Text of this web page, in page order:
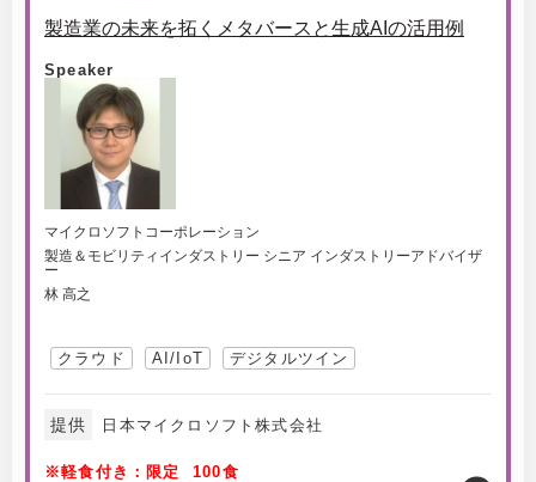
製造業の未来を拓くメタバースと生成AIの活用例
Speaker
マイクロソフトコーポレーション
製造＆モビリティインダストリー シニア インダストリーアドバイザ
ー
林 高之
クラウド AI/IoT デジタルツイン
提供 日本マイクロソフト株式会社
※軽食付き：限定 100食